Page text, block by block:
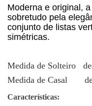
Moderna e original,
sobretudo pela
conjunto de listas
simétricas.
Medida de Solteiro
Medida de Casal
Características: